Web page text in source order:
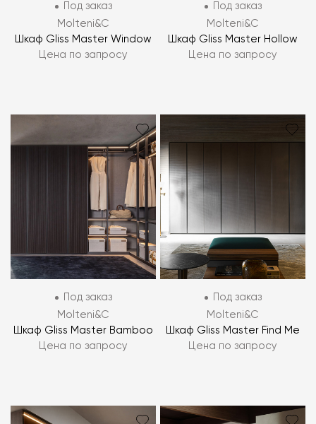
Под заказ
Molteni&C
Шкаф Gliss Master Window
Цена по запросу
Под заказ
Molteni&C
Шкаф Gliss Master Hollow
Цена по запросу
Под заказ
Molteni&C
Шкаф Gliss Master Bamboo
Цена по запросу
Под заказ
Molteni&C
Шкаф Gliss Master Find Me
Цена по запросу